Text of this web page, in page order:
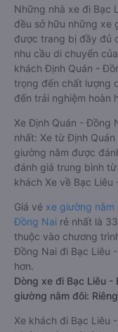
Những nhà xe đi Bạc
đều sở hữu những xe
được trang bị đầy đủ
nhu cầu di chuyển
khách Định Quán -
trọng đến chất lượng
đến trải nghiệm hoàn
Xe Định Quán - Đồng
nhất: Xe từ Định
giường nằm được
đánh giá trung bình
khách Xe về Bạc
Giá vé xe giường nằm
Đồng Nai rẻ nhất là
thuộc vào chương
Đồng Nai đi Bạc Liêu
hơn.
Dòng xe đi Bạc Liêu
giường nằm đôi:
Xe khách đi Bạc Liêu